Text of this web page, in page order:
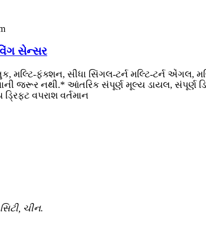
સેન્સર
મલ્ટિ-ફંક્શન, સીધા સિંગલ-ટર્ન મલ્ટિ-ટર્ન
જરૂર નથી.* આંતરિક સંપૂર્ણ મૂલ્ય ડાયલ, સંપૂર્ણ
વપરાશ વર્તમાન
ચીન.